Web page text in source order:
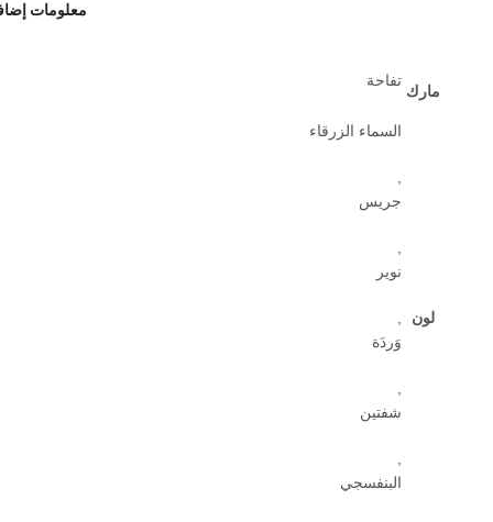
معلومات
مارك
تفاحة
لون
السماء الزرقاء
,
جريس
,
نوير
,
وَردَة
,
شفتين
,
البنفسجي